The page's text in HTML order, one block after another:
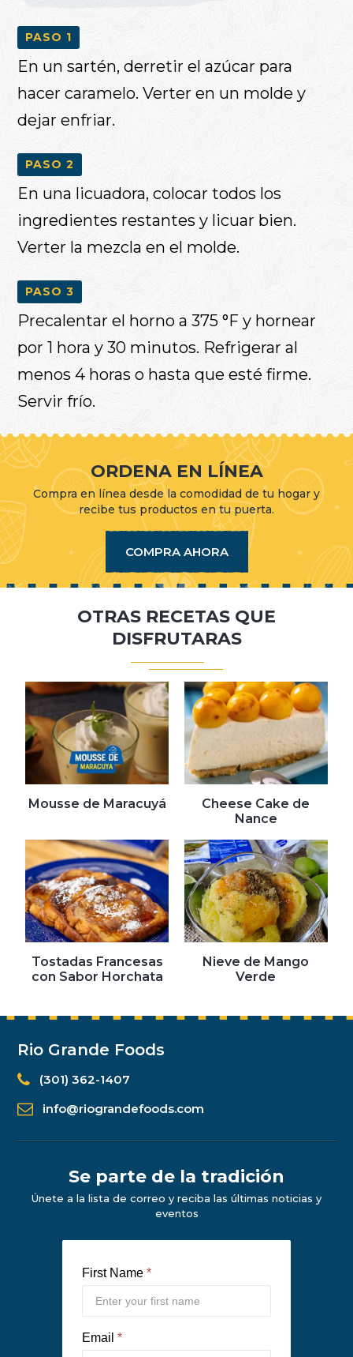
PASO 1
En un sartén, derretir el azúcar para
hacer caramelo. Verter en un molde y
dejar enfriar.
PASO 2
En una licuadora, colocar todos los
ingredientes restantes y licuar bien.
Verter la mezcla en el molde.
PASO 3
Precalentar el horno a 375 °F y hornear
por 1 hora y 30 minutos. Refrigerar al
menos 4 horas o hasta que esté firme.
Servir frío.
ORDENA EN LÍNEA
Compra en línea desde la comodidad de tu hogar y
recibe tus productos en tu puerta.
COMPRA AHORA
OTRAS RECETAS QUE
DISFRUTARAS
Mousse de Maracuyá
Cheese Cake de
Nance
Tostadas Francesas
con Sabor Horchata
Nieve de Mango
Verde
Rio Grande Foods
(301) 362-1407
info@riograndefoods.com
Se parte de la tradición
Únete a la lista de correo y reciba las últimas noticias y
eventos